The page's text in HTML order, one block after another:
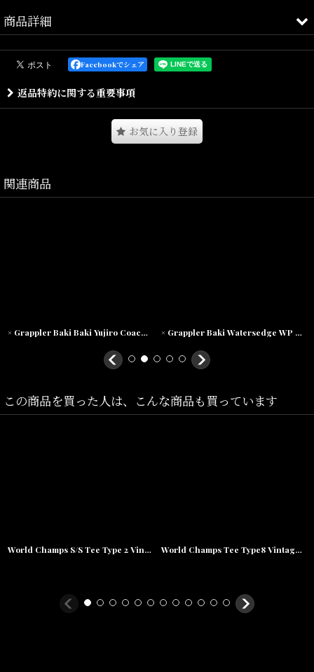
商品詳細
オリジナルのヘビーオンスTシャツにウォッシュ加工を施し絶妙に色
抜けした仕様。
グラフィックのかすれやひび割れを特徴的な技法
Size(サイズ)／
XXL(着丈:78cm,身幅:67cm
,肩幅:64cm,袖丈:26cm )
コットン100%
Facebookでシェア
返品特約に関する重要事項
お気に入り登録
関連商品
× Grappler Baki Baki Yujiro Coach Jacket グラップラー刃牙 コーチ ジャケット × Grappler Baki Watersedge WP FS Wheat フィラ グラップラー刃牙 ブーツ
この商品を買った人は、こんな商品も買っています
World Champs S/S Tee Type 2 Vintage Edition ヴィンテージ ミディアム ウェイト 半袖 Tシャツ World Champs Tee Type8 Vintage BLK ワールドチャンプス ビンテージ 半袖 Tシャツ